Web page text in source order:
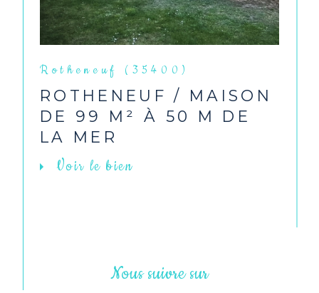
Rotheneuf (35400)
ROTHENEUF / MAISON
DE 99 M² À 50 M DE
LA MER
Voir le bien
Nous suivre sur